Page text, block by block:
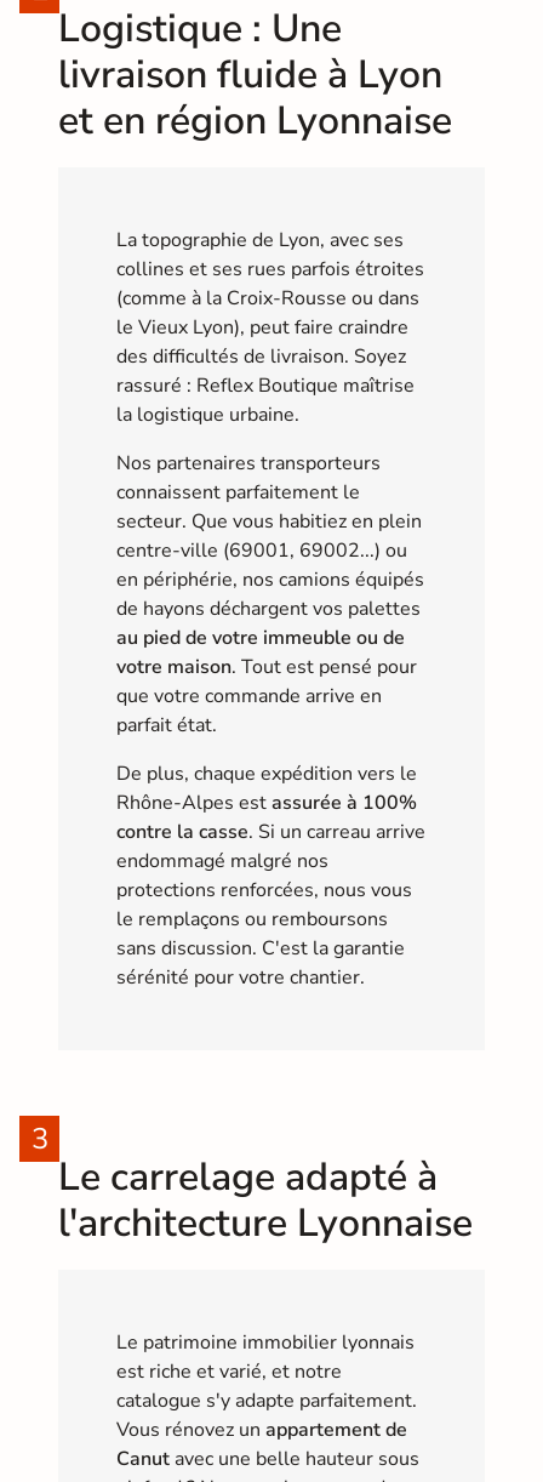
Logistique : Une
livraison fluide à Lyon
et en région Lyonnaise
La topographie de Lyon, avec ses
collines et ses rues parfois étroites
(comme à la Croix-Rousse ou dans
le Vieux Lyon), peut faire craindre
des difficultés de livraison. Soyez
rassuré : Reflex Boutique maîtrise
la logistique urbaine.
Nos partenaires transporteurs
connaissent parfaitement le
secteur. Que vous habitiez en plein
centre-ville (69001, 69002...) ou
en périphérie, nos camions équipés
de hayons déchargent vos palettes
au pied de votre immeuble ou de
votre maison. Tout est pensé pour
que votre commande arrive en
parfait état.
De plus, chaque expédition vers le
Rhône-Alpes estassurée à 100%
contre la casse. Si un carreau arrive
endommagé malgré nos
protections renforcées, nous vous
le remplaçons ou remboursons
sans discussion. C'est la garantie
sérénité pour votre chantier.
Le carrelage adapté à
l'architecture Lyonnaise
Le patrimoine immobilier lyonnais
est riche et varié, et notre
catalogue s'y adapte parfaitement.
Vous rénovez un appartement de
Canut avec une belle hauteur sous